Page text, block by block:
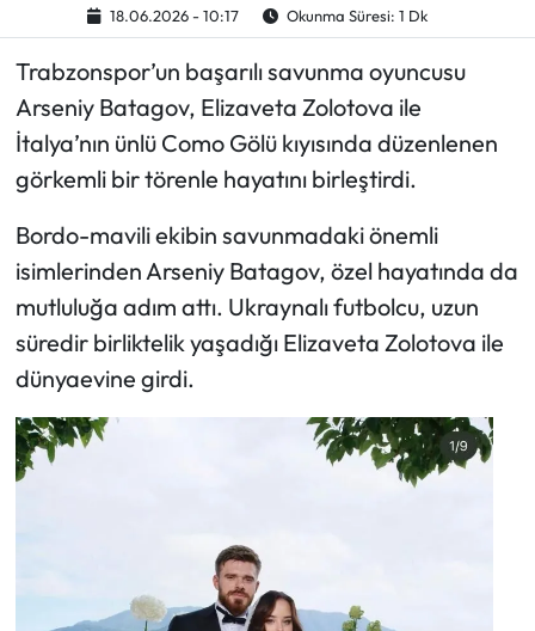
18.06.2026 - 10:17 Okunma Süresi: 1 Dk
Trabzonspor’un başarılı savunma oyuncusu
Arseniy Batagov, Elizaveta Zolotova ile
İtalya’nın ünlü Como Gölü kıyısında düzenlenen
görkemli bir törenle hayatını birleştirdi.
Bordo-mavili ekibin savunmadaki önemli
isimlerinden Arseniy Batagov, özel hayatında da
mutluluğa adım attı. Ukraynalı futbolcu, uzun
süredir birliktelik yaşadığı Elizaveta Zolotova ile
dünyaevine girdi.
ASTROLOJİ
Spor Yazıları
Ekonomi
Sağlık
Turizm